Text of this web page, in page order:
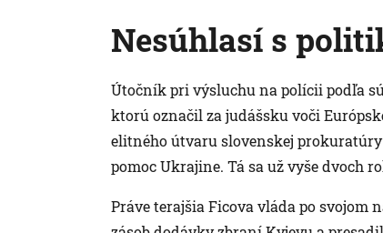
Nesúhlasí s
Útočník pri výsluchu na polícii podľa
ktorú označil za judášsku voči
elitného útvaru slovenskej prokuratúry
pomoc Ukrajine. Tá sa už vyše dvoch
Práve terajšia Ficova vláda po svojom